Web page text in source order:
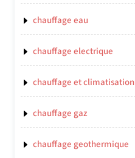
chauffage eau
chauffage electrique
chauffage et climatisation
chauffage gaz
chauffage geothermique